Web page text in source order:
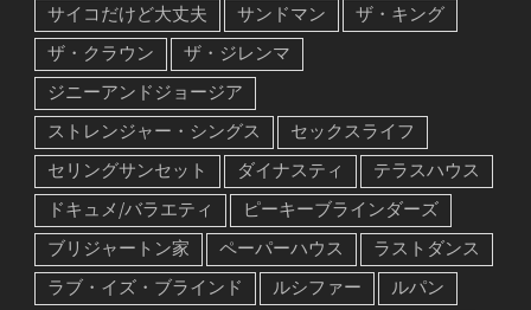
サイコだけど大丈夫
サンドマン
ザ・キング
ザ・クラウン
ザ・ジレンマ
ジニーアンドジョージア
ストレンジャー・シングス
セックスライフ
セリングサンセット
ダイナスティ
テラスハウス
ドキュメ/バラエティ
ピーキーブラインダーズ
ブリジャートン家
ペーパーハウス
ラストダンス
ラブ・イズ・ブラインド
ルシファー
ルパン